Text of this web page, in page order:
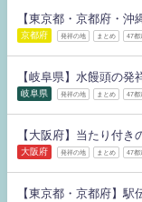
【東京都・京都府・
京都府 発祥の地 まとめ 47都
【岐阜県】水饅頭の発
岐阜県 発祥の地 まとめ 47都
【大阪府】当たり付
大阪府 発祥の地 まとめ 47都
【東京都・京都府】